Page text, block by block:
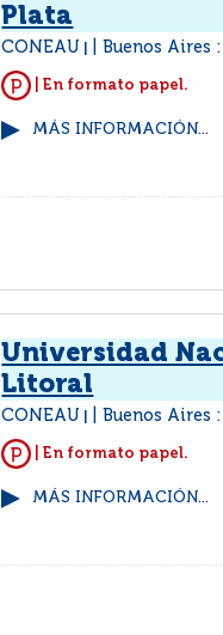
Plata
CONEAU Buenos Aires
| En formato papel.
MÁS INFORMACIÓN...
Universidad
Litoral
CONEAU Buenos Aires
| En formato papel.
MÁS INFORMACIÓN...